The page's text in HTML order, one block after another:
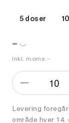
5 doser
-
Inkl. moms –
Formindsk
10
Levering
område hver